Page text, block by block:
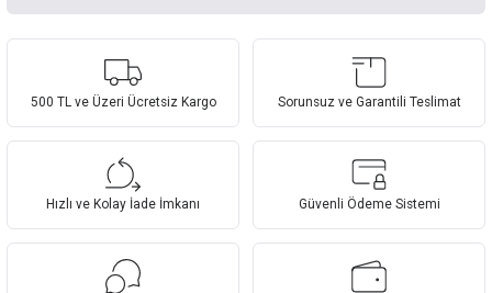
Bu ürünün fiyat bilgisi, resim, ürün açıklamalarında ve diğer konularda
yetersiz gördüğünüz noktaları öneri formunu kullanarak tarafımıza
Görüş ve önerileriniz için teşekkür ederiz.
Ürün resmi kalitesiz, bozuk veya görüntülenemiyor.
Ürün açıklamasında eksik bilgiler bulunuyor.
Bu ürüne benzer farklı alternatifler olmalı.
500 TL ve Üzeri Ücretsiz Kargo Sorunsuz ve Garantili Teslimat
Hızlı ve Kolay İade İmkanı Güvenli Ödeme Sistemi